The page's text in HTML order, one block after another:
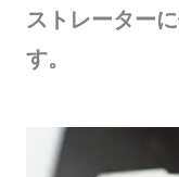
ストレーター
す。